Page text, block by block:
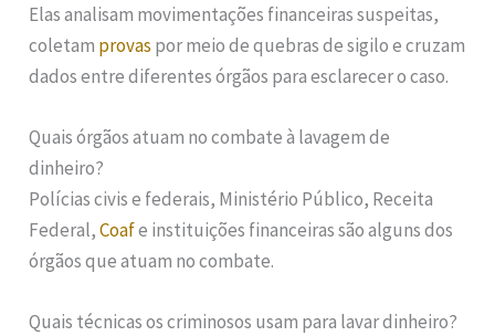
Elas analisam movimentações financeiras suspeitas,
coletam provas por meio de quebras de sigilo e cruzam
dados entre diferentes órgãos para esclarecer o caso.
Quais órgãos atuam no combate à lavagem de
dinheiro?
Polícias civis e federais, Ministério Público, Receita
Federal,Coafe instituições financeiras são alguns dos
órgãos que atuam no combate.
Quais técnicas os criminosos usam para lavar dinheiro?